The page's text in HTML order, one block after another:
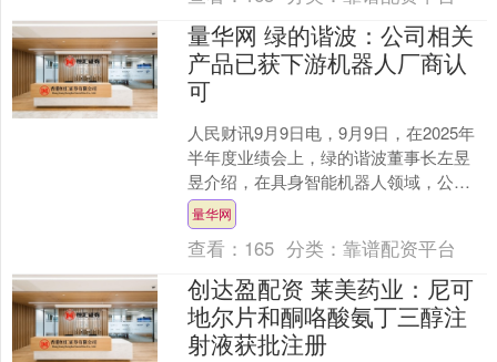
量华网 绿的谐波：公司相关
产品已获下游机器人厂商认
可
人民财讯9月9日电，9月9日，在2025年
半年度业绩会上，绿的谐波董事长左昱
昱介绍，在具身智能机器人领域，公司
紧跟行业从实验室研发向规模化落地的
关键转折趋势，积....
量华网
查看： 165 分类：靠谱配资平台
创达盈配资 莱美药业：尼可
地尔片和酮咯酸氨丁三醇注
射液获批注册